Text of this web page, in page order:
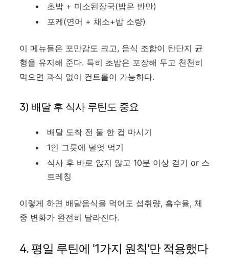
초밥 + 미소된장국(밥은 반만)
포케(연어 + 채소+밥 소량)
이 메뉴들은 포만감도 크고, 음식 조합이 탄단지 균
형을 유지해 준다. 특히 초밥은 포장해 두고 천천히
먹으면 과식 없이 컨트롤이 가능하다.
3) 배달 후 식사 루틴도 중요
배달 도착 전 물 한 컵 마시기
1인 그릇에 덜엇 먹기
식사 후 바로 앉지 않고 10분 이상 걷기 or 스
트레칭
이렇게 하면 배달음식을 먹어도 섭취량, 흡수율, 체
중 변화가 완전히 달라진다.
4. 평일 루틴에 '1가지 원칙'만 적용했다